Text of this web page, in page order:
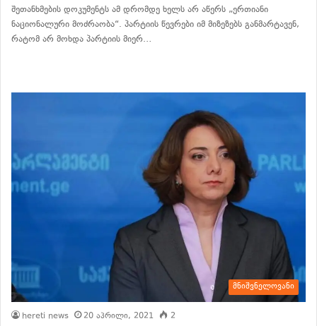
შეთანხმების დოკუმენტს ამ დრომდე ხელს არ აწერს „ერთიანი
ნაციონალური მოძრაობა“. პარტიის წევრები იმ მიზეზებს განმარტავენ,
რატომ არ მოხდა პარტიის მიერ…
მნიშვნელოვანი
hereti news 20 აპრილი, 2021 2